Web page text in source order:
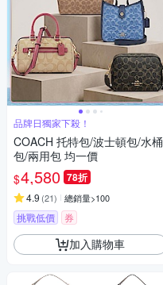
品牌日獨家下殺！
COACH 托特包/波士頓包/水桶
包/兩用包 均一價
$4,580 78折
4.9 (21) 總銷量>100
挑戰低價 券
加入購物車